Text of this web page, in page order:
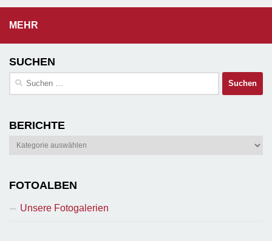
MEHR
SUCHEN
Suchen
BERICHTE
Berichte
FOTOALBEN
Unsere Fotogalerien